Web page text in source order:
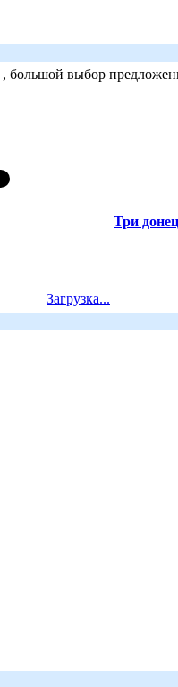
, большой выбор
Три
Загрузка...